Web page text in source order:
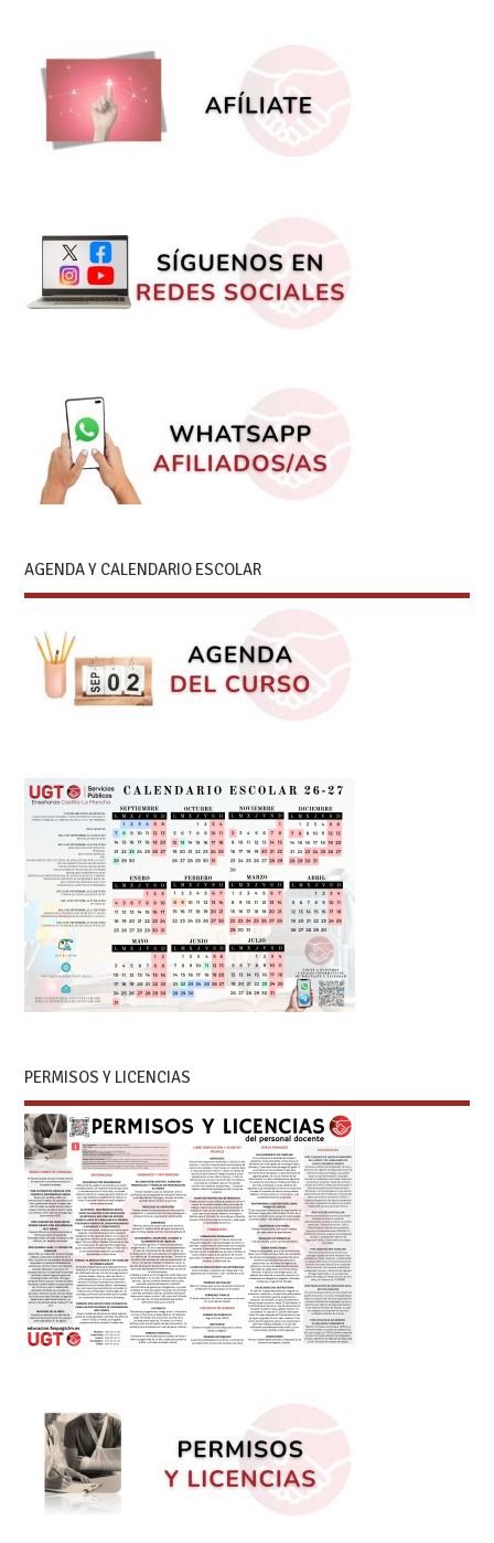
AGENDA Y CALENDARIO ESCOLAR
PERMISOS Y LICENCIAS